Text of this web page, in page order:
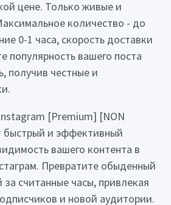
цене. Только живые и
количество - до
0-1 часа, скорость доставки
популярность вашего поста
получив честные и
[Premium] [NON
быстрый и эффективный
вашего контента в
Превратите обыденный
за считанные часы, привлекая
и новой аудитории.